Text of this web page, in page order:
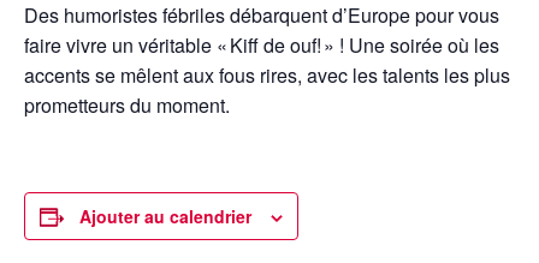
Des humoristes fébriles débarquent d’Europe pour vous
faire vivre un véritable « Kiff de ouf! » ! Une soirée où les
accents se mêlent aux fous rires, avec les talents les plus
prometteurs du moment.
Ajouter au calendrier